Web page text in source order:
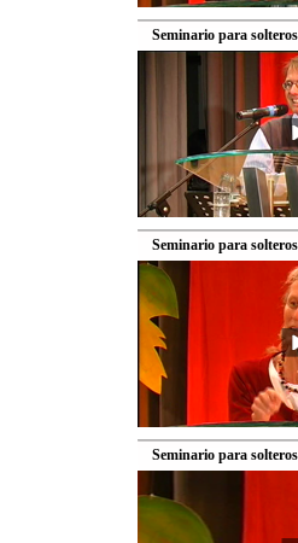
Seminario para
Seminario para
Seminario para